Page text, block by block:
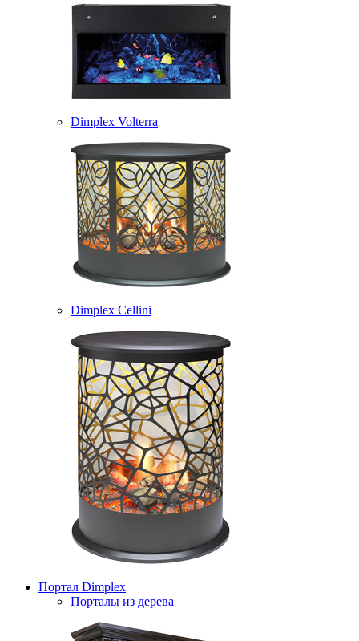
Dimplex Volterra
Dimplex Cellini
Портал Dimplex
Порталы из дерева